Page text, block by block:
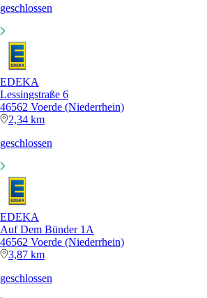
geschlossen
EDEKA
Lessingstraße 6
46562 Voerde (Niederrhein)
2,34 km
geschlossen
EDEKA
Auf Dem Bünder 1A
46562 Voerde (Niederrhein)
3,87 km
geschlossen